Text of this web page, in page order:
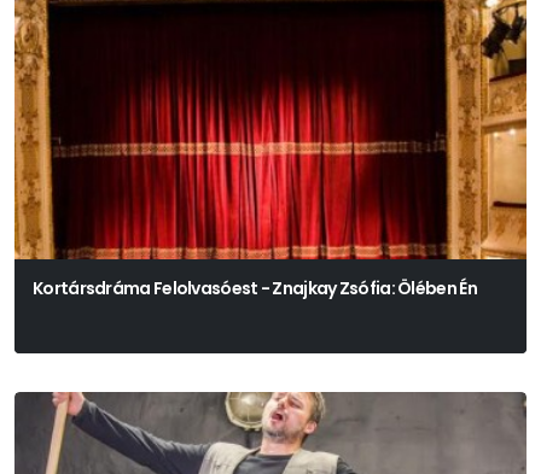
Kortársdráma Felolvasóest - Znajkay Zsófia: Ölében Én